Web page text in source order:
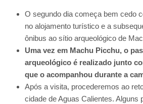
O segundo dia começa bem cedo
no alojamento turístico e a
ônibus ao sítio arqueológico de
Uma vez em Machu Picchu, o
arqueológico é realizado junto
que o acompanhou durante a
Após a visita, procederemos ao
cidade de Aguas Calientes. Alguns